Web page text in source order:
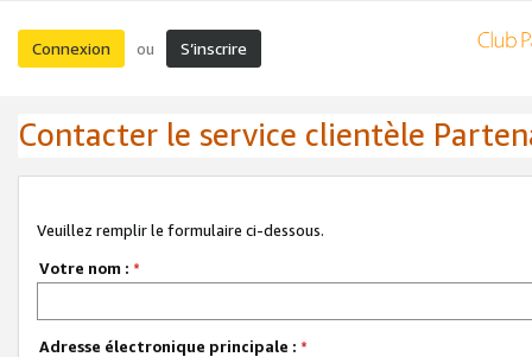
Connexion ou S’inscrire
Contacter le service clientèle
Veuillez remplir le formulaire ci-dessous.
Votre nom : *
Adresse électronique principale : *